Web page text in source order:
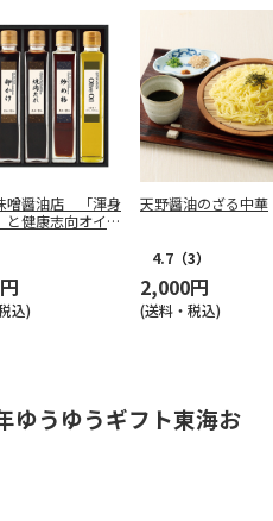
噌醤油店 「渾身
と健康志向オイル
込)
天野醤油のざる中華
4.7 （3）
2,000円
(送料・税込)
うゆうギフト東海お